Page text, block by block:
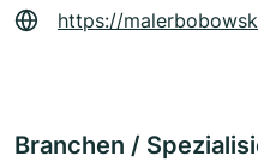
https://
Branchen /